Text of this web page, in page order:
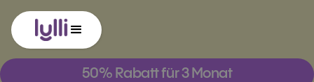
50% Rabatt für 3 Monat